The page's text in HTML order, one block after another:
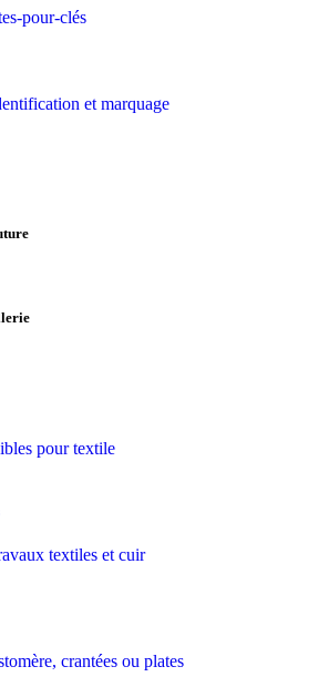
et marquage
pour textile
textiles et cuir
crantées ou plates